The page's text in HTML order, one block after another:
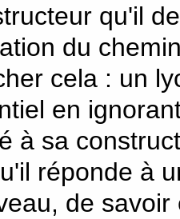
qu'il
du
cela : un
en
à sa
réponde à
de